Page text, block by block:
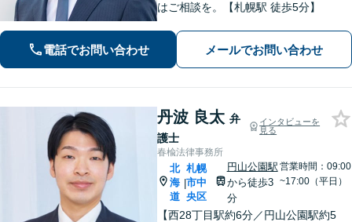
はご相談を。【札幌駅 徒歩5分】
電話でお問い合わせ メールでお問い合わせ
丹波 良太 弁
護士
インタビューを
見る
春楡法律事務所
北
海
道
|
札幌
市中
央区
円山公園駅
から徒歩3
分
営業時間：09:00
~17:00（平日）
【西28丁目駅約6分／円山公園駅約5